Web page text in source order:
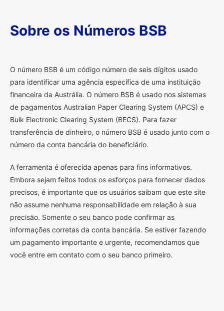
Sobre os Números BSB
O número BSB é um código número de seis dígitos usado
para identificar uma agência específica de uma instituição
financeira da Austrália. O número BSB é usado nos sistemas
de pagamentos Australian Paper Clearing System (APCS) e
Bulk Electronic Clearing System (BECS). Para fazer
transferência de dinheiro, o número BSB é usado junto com o
número da conta bancária do beneficiário.
A ferramenta é oferecida apenas para fins informativos.
Embora sejam feitos todos os esforços para fornecer dados
precisos, é importante que os usuários saibam que este site
não assume nenhuma responsabilidade em relação à sua
precisão. Somente o seu banco pode confirmar as
informações corretas da conta bancária. Se estiver fazendo
um pagamento importante e urgente, recomendamos que
você entre em contato com o seu banco primeiro.